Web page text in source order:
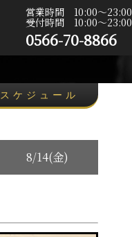
営業時間 10:00〜23:00
受付時間 10:00〜23:00
0566-70-8866
スケジュール
8/14(金)